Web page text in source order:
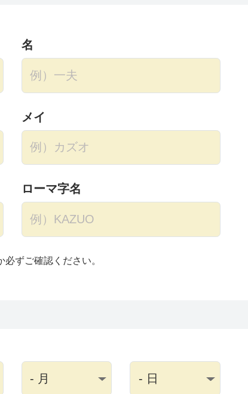
名
メイ
ローマ字名
ずご確認ください。